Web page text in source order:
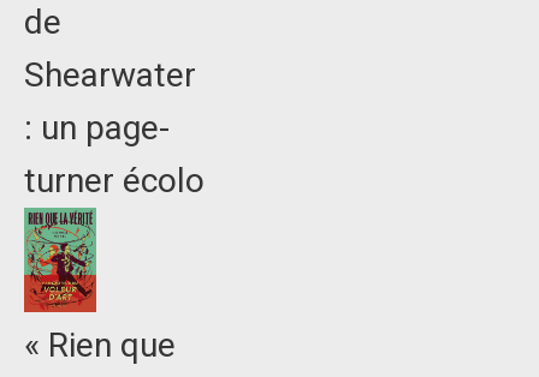
de
Shearwater
: un page-
turner écolo
« Rien que